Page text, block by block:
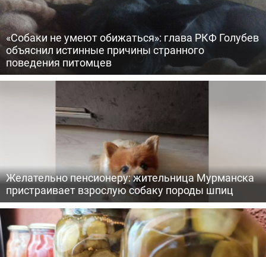
«Собаки не умеют обижаться»: глава РКФ Голубев
объяснил истинные причины странного
поведения питомцев
Желательно пенсионеру: жительница Мурманска
пристраивает взрослую собаку породы шпиц